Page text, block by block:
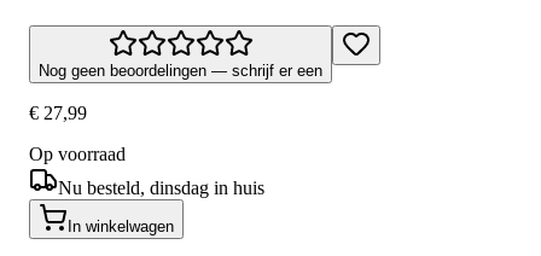
Nog geen beoordelingen — schrijf er een
€ 27,99
Op voorraad
Nu besteld, dinsdag in huis
In winkelwagen